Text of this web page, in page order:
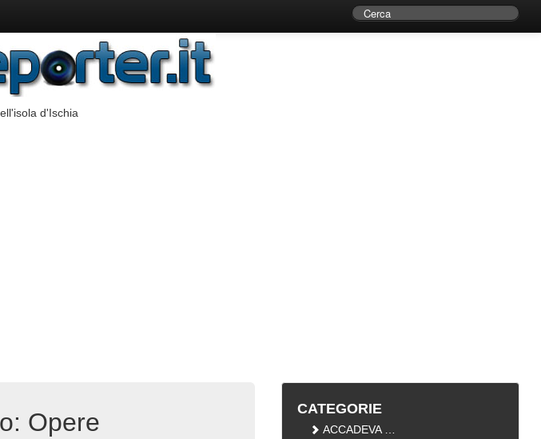
d'Ischia
Opere
CATEGORIE
ACCADEVA …